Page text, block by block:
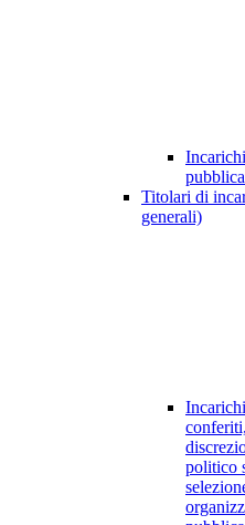
Titolari di
generali)
politico